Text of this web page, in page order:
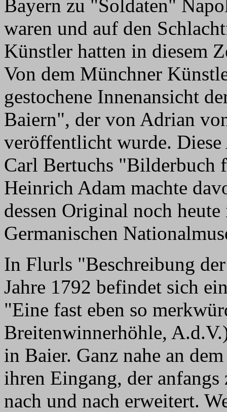
Bayern zu "Soldaten"
waren und auf den
Künstler hatten in diesem
Von dem Münchner
gestochene Innenansicht
Baiern", der von Adrian
veröffentlicht wurde.
Carl Bertuchs
Heinrich Adam machte
dessen Original noch
Germanischen
In Flurls "Beschreibung
Jahre 1792 befindet sich
"Eine fast eben so
Breitenwinnerhöhle,
in Baier. Ganz nahe an
ihren Eingang, der
nach und nach erweitert.